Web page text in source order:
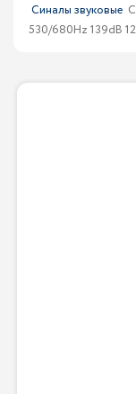
Синалы звуковые
530/680Hz 139dB